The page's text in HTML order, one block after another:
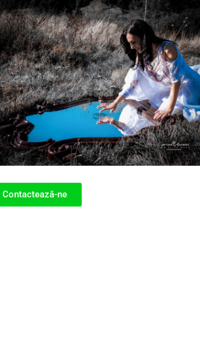
Contactează-ne